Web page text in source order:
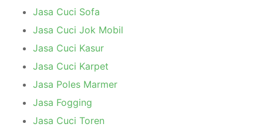
Jasa Cuci Sofa
Jasa Cuci Jok Mobil
Jasa Cuci Kasur
Jasa Cuci Karpet
Jasa Poles Marmer
Jasa Fogging
Jasa Cuci Toren